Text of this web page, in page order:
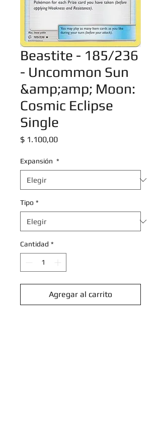
Beastite - 185/236
- Uncommon Sun
&amp;amp; Moon:
Cosmic Eclipse
Single
$ 1.100,00Precio
Expansión *
Tipo *
Cantidad *
Agregar al carrito